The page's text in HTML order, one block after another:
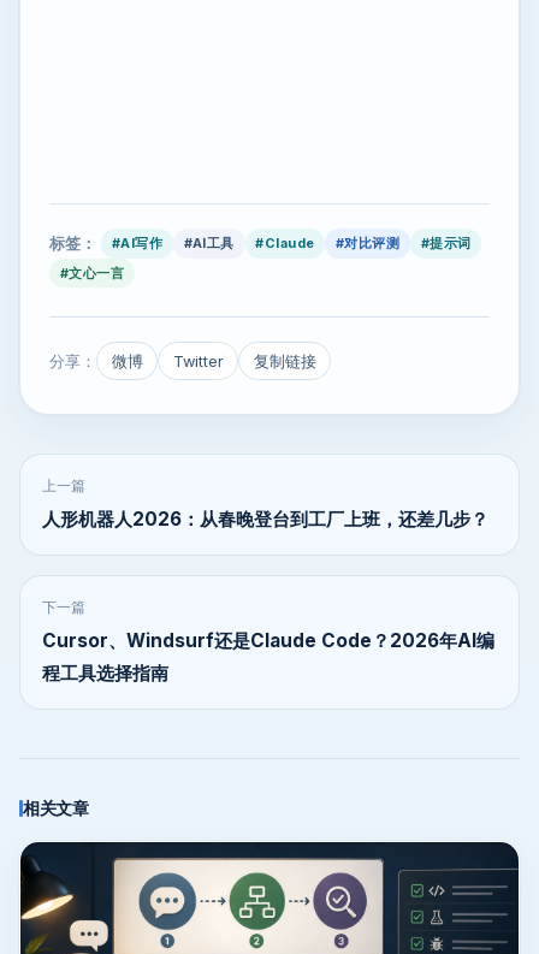
标签： #AI写作 #AI工具 #Claude #对比评测
#提示词
#文心一言
分享： 微博 Twitter 复制链接
上一篇
人形机器人2026：从春晚登台到工厂上班，还差几步？
下一篇
Cursor、Windsurf还是Claude Code？2026年AI编
程工具选择指南
相关文章